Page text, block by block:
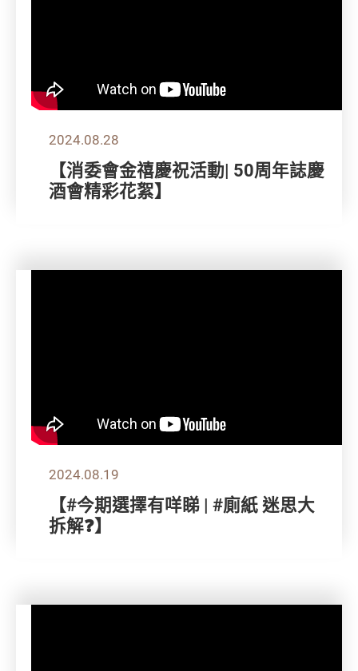
2024.08.28
【消委會金禧慶祝活動| 50周年誌慶
酒會精彩花絮】
2024.08.19
【#今期選擇有咩睇 | #廁紙 迷思大
拆解❓】